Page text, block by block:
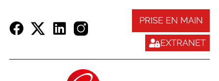
PRISE EN MAIN
EXTRANET